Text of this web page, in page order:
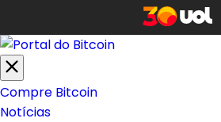
Compre Bitcoin
Notícias